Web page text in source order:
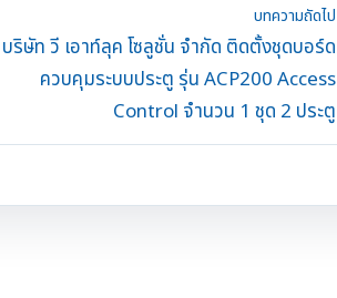
บทความถัดไป
บริษัท วี เอาท์ลุค โซลูชั่น จำกัด ติดตั้งชุดบอร์ด
ควบคุมระบบประตู รุ่น ACP200 Access
Control จำนวน 1 ชุด 2 ประตู